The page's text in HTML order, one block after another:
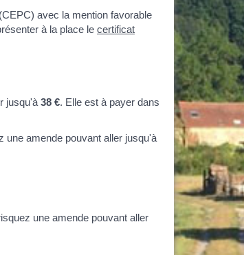
avec la mention favorable
à la place le certificat
jusqu'à 38 €. Elle est à payer dans
une amende pouvant aller jusqu'à
une amende pouvant aller